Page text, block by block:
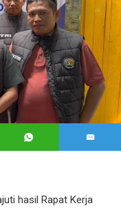
hasil Rapat Kerja